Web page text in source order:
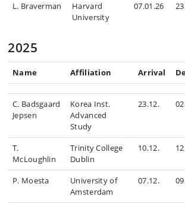
L. Braverman
Harvard
University
07.01.26
2025
Name Affiliation Arrival
C. Badsgaard
Jepsen
Korea Inst.
Advanced
Study
23.12.
T.
McLoughlin
Trinity College
Dublin
10.12.
P. Moesta
University of
Amsterdam
07.12.